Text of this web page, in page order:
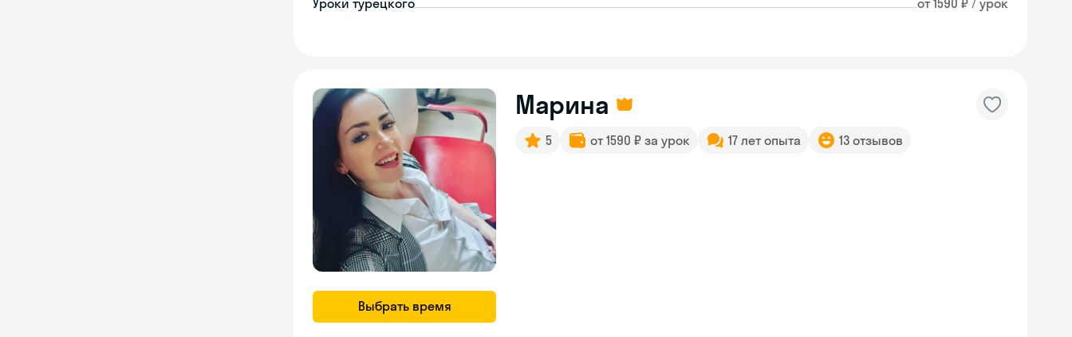
Уроки турецкого от 1590 ₽ / урок
Выбрать время
Марина
5 от 1590 ₽ за урок 17 лет опыта 13 отзывов